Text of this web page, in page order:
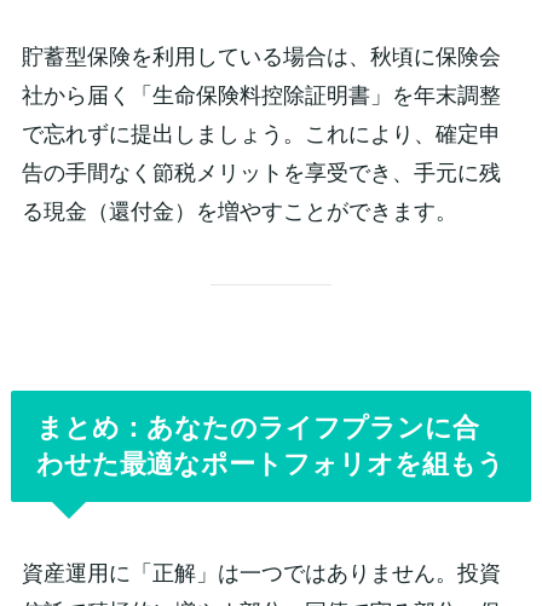
貯蓄型保険を利用している場合は、秋頃に保険会
社から届く「生命保険料控除証明書」を年末調整
で忘れずに提出しましょう。これにより、確定申
告の手間なく節税メリットを享受でき、手元に残
る現金（還付金）を増やすことができます。
まとめ：あなたのライフプランに合
わせた最適なポートフォリオを組もう
資産運用に「正解」は一つではありません。投資